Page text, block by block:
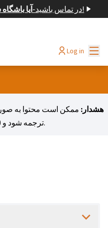
آیا- در تماس باشید!
Elegir el idioma
Log in
هشدار: ممکن است محتوا به
ترجمه شود و 100٪ دقیق نباشد.